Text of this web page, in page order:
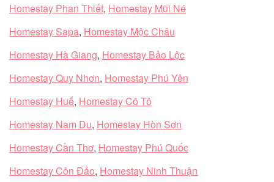
Homestay Phan Thiết, Homestay Mũi Né
Homestay Sapa, Homestay Mộc Châu
Homestay Hà Giang, Homestay Bảo Lộc
Homestay Quy Nhơn, Homestay Phú Yên
Homestay Huế, Homestay Cô Tô
Homestay Nam Du, Homestay Hòn Sơn
Homestay Cần Thơ, Homestay Phú Quốc
Homestay Côn Đảo, Homestay Ninh Thuận